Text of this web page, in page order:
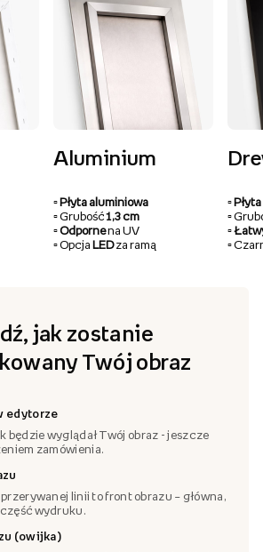
Aluminium
▫️ Płyta aluminiowa
▫️ Grubość1,3 cm
▫️ Odpornena UV
▫️ Opcja LEDza ramą
▫️
▫️
▫️
▫️
jak zostanie
Twój obraz
edytorze
będzie wyglądał Twój obraz - jeszcze
zamówienia.
linii to front obrazu – główna,
wydruku.
(owijka)